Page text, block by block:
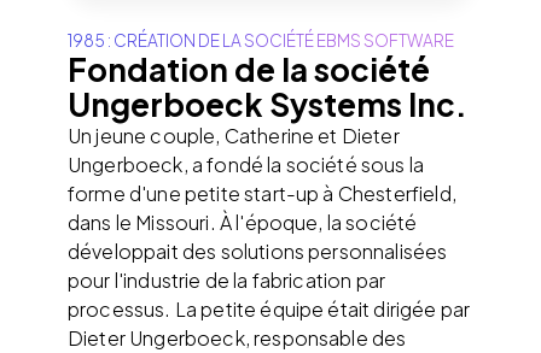
1985 : CRÉATION DE LA SOCIÉTÉ EBMS SOFTWARE
Fondation de la société
Ungerboeck Systems Inc.
Un jeune couple, Catherine et Dieter
Ungerboeck, a fondé la société sous la
forme d'une petite start-up à Chesterfield,
dans le Missouri. À l'époque, la société
développait des solutions personnalisées
pour l'industrie de la fabrication par
processus. La petite équipe était dirigée par
Dieter Ungerboeck, responsable des